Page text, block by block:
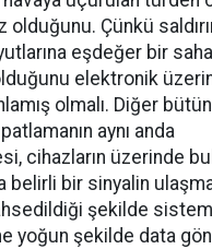
Çünkü
eşdeğer bir saha
elektronik
olmalı. Diğer
aynı anda
cihazların üzerinde
belirli bir sinyalin
şekilde
yoğun şekilde data